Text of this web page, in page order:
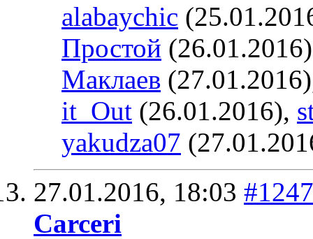
alabaychic
Простой
Маклаев
it_Out (26.01.2016),
yakudza07
27.01.2016, 18:03 #1247
Carceri